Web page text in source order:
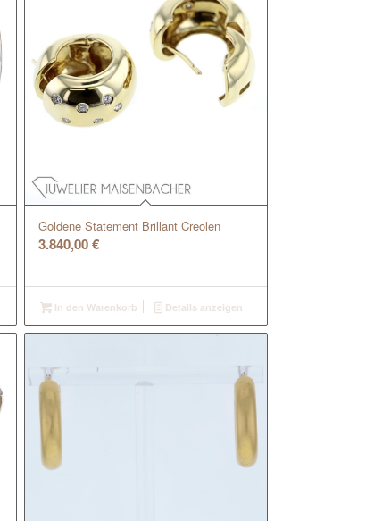
Goldene Statement Brillant Creolen
3.840,00€
In den Warenkorb Details anzeigen